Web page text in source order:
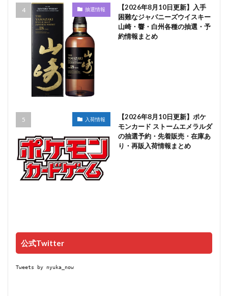
抽選情報
【2026年8月10日更新】入手
困難なジャパニーズウイスキー
山崎・響・白州各種の抽選・予
約情報まとめ
入荷情報
【2026年8月10日更新】ポケ
モンカード ストームエメラルダ
の抽選予約・先着販売・在庫あ
り・再販入荷情報まとめ
公式Twitter
Tweets by nyuka_now